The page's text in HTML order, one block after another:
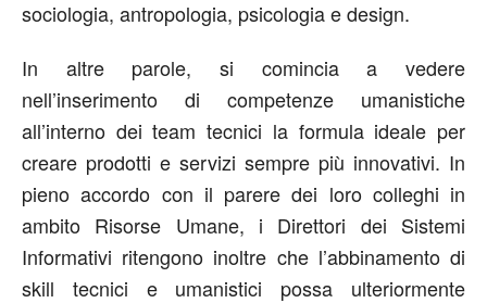
sociologia, antropologia, psicologia e design.
In altre parole, si comincia a vedere
nell’inserimento di competenze umanistiche
all’interno dei team tecnici la formula ideale per
creare prodotti e servizi sempre più innovativi. In
pieno accordo con il parere dei loro colleghi in
ambito Risorse Umane, i Direttori dei Sistemi
Informativi ritengono inoltre che l’abbinamento di
skill tecnici e umanistici possa ulteriormente